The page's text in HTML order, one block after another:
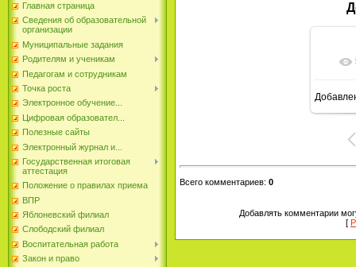
Главная страница
Сведения об образовательной
организации
Муниципальные задания
Родителям и ученикам
Педагогам и сотрудникам
Точка роста
Электронное обучение...
Цифровая образовател...
Полезные сайты
Электронный журнал и...
Государственная итоговая
аттестация
Положение о правилах приема
ВПР
Яблоневский филиал
Слободский филиал
Воспитательная работа
Закон и право
Всего комментариев: 0
Добавлять комментарии
[